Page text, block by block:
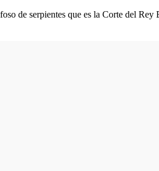
de serpientes que es la Corte del